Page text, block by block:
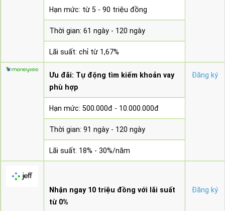
Hạn mức: từ 5 - 90 triệu đồng
Thời gian: 61 ngày - 120 ngày
Lãi suất: chỉ từ 1,67%
Ưu đãi: Tự động tìm kiếm khoản vay
phù hợp
Đăng ký
Hạn mức: 500.000đ - 10.000.000đ
Thời gian: 91 ngày - 120 ngày
Lãi suất: 18% - 30%/năm
Nhận ngay 10 triệu đồng với lãi suất
từ 0%
Đăng ký